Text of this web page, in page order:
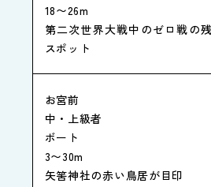
18〜26m
第二次世界大戦中のゼロ戦の
スポット
お宮前
中・上級者
ボート
3〜30m
矢筈神社の赤い鳥居が目印